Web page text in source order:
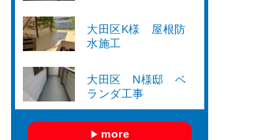
大田区K様 屋根防
水施工
大田区 N様邸 ベ
ランダ工事
more